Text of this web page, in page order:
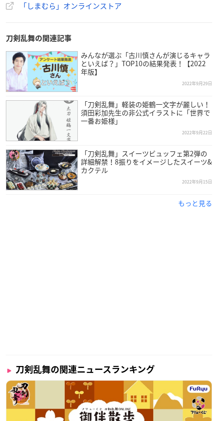
— ファッションセンターしまむら (@shimamura_gr)
「しまむら」オンラインストア
刀剣乱舞の関連記事
みんなが選ぶ「古川慎さんが演じるキャラ
といえば？」TOP10の結果発表！【2022
年版】
2022年9月29日
「刀剣乱舞」軽装の姫鶴一文字が麗しい！
須田彩加先生の非公式イラストに「世界で
一番お姫様」
2022年9月22日
「刀剣乱舞」スイーツビュッフェ第2弾の
詳細解禁！8振りをイメージしたスイーツ&
カクテル
2022年9月15日
もっと見る
刀剣乱舞の関連ニュースランキング